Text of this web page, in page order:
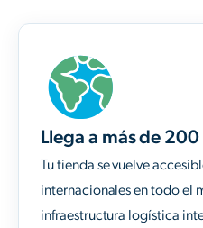
Llega a más de
Tu tienda se vuelve
internacionales en todo el
infraestructura logística